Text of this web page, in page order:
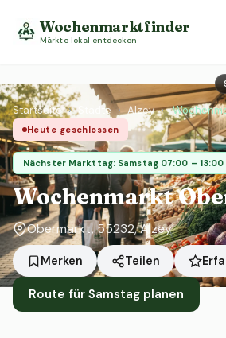
Wochenmarktfinder
Märkte lokal entdecken
Startseite › Städte › Alzey ›
Heute geschlossen
Nächster Markttag: Samstag 07:00 – 13:00
Wochenmarkt
Obermarkt, 55232, Alzey
Merken Teilen
Route für Samstag planen